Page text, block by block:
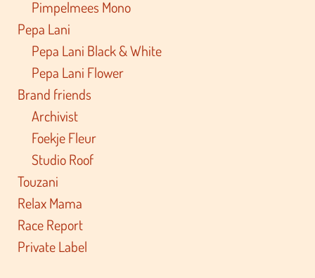
Pimpelmees Mono
Pepa Lani
Pepa Lani Black & White
Pepa Lani Flower
Brand friends
Archivist
Foekje Fleur
Studio Roof
Touzani
Relax Mama
Race Report
Private Label